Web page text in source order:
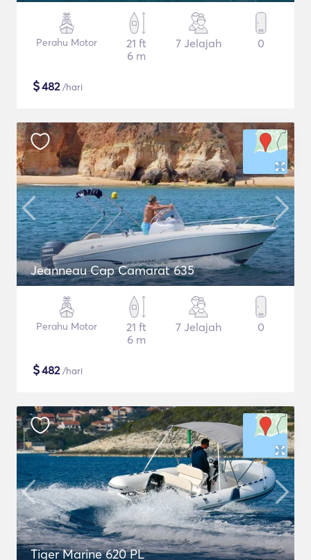
Perahu Motor
21 ft
6 m
7 Jelajah 0
$482/hari
Jeanneau Cap Camarat 635
Perahu Motor
21 ft
6 m
7 Jelajah 0
$482/hari
Tiger Marine 620 PL